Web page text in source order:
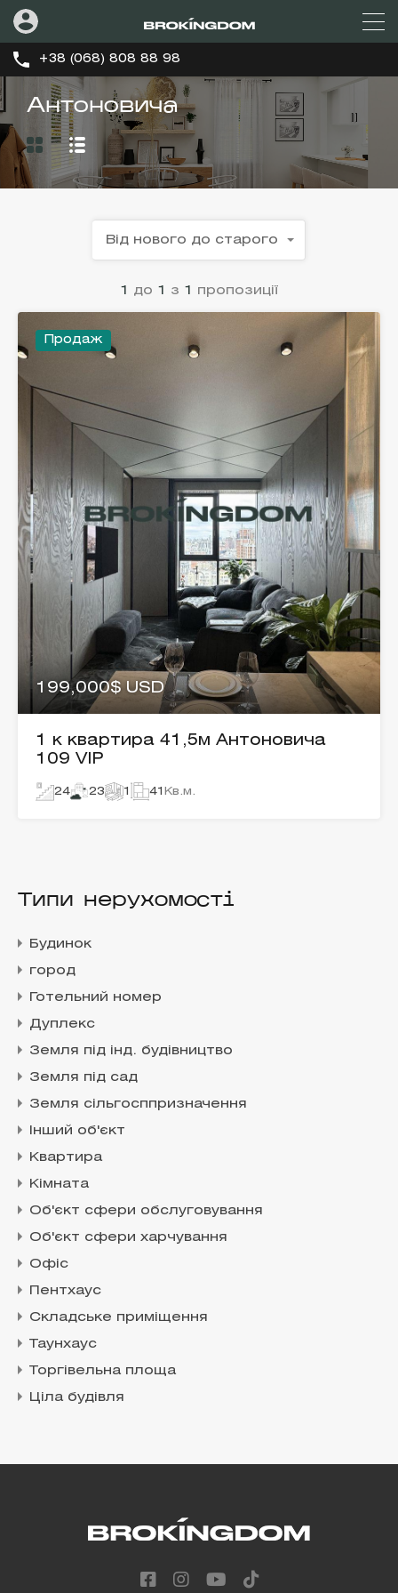
+38 (068) 808 88 98
Антоновича
1 до 1 з 1 пропозиції
Від нового до старого
Продаж
199,000$ USD
1 к квартира 41,5м Антоновича
109 VIP
24 23 1 41 Кв.м.
Типи нерухомості
Будинок
город
Готельний номер
Дуплекс
Земля під інд. будівництво
Земля під сад
Земля сільгосппризначення
Інший об'єкт
Квартира
Кімната
Об'єкт сфери обслуговування
Об'єкт сфери харчування
Офіс
Пентхаус
Складське приміщення
Таунхаус
Торгівельна площа
Ціла будівля